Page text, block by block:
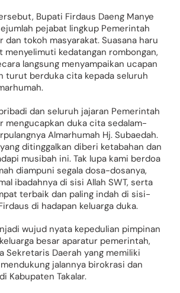
Bupati Firdaus Daeng Manye
pejabat lingkup Pemerintah
dan tokoh masyarakat. Suasana haru
menyelimuti kedatangan rombongan,
langsung menyampaikan ucapan
turut berduka cita kepada seluruh
dan seluruh jajaran Pemerintah
mengucapkan duka cita sedalam-
Almarhumah Hj. Subaedah.
ditinggalkan diberi ketabahan dan
musibah ini. Tak lupa kami berdoa
diampuni segala dosa-dosanya,
ibadahnya di sisi Allah SWT, serta
terbaik dan paling indah di sisi-
di hadapan keluarga duka.
wujud nyata kepedulian pimpinan
besar aparatur pemerintah,
Sekretaris Daerah yang memiliki
jalannya birokrasi dan
Kabupaten Takalar.